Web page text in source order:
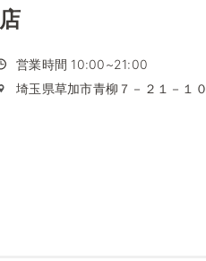
営業時間 10:00~21:00
埼玉県草加市青柳７－２１－１０